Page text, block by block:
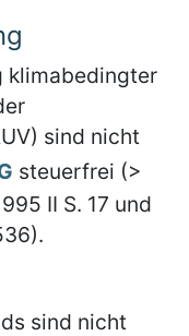
klimabedingter
sind nicht
steuerfrei (>
II S. 17 und
sind nicht